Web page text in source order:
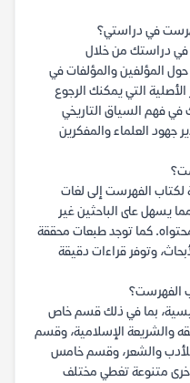
في دراستي؟
في دراستك من خلال
المؤلفين والمؤلفات في
التي يمكنك الرجوع
في فهم السياق التاريخي
جهود العلماء والمفكرين
لكتاب الفهرست إلى لغات
يسهل على الباحثين غير
محتواه. كما توجد طبعات محققة
وتوفر قراءات دقيقة
الفهرست؟
بما في ذلك قسم خاص
والشريعة الإسلامية، وقسم
والشعر، وقسم خامس
متنوعة تغطي مختلف